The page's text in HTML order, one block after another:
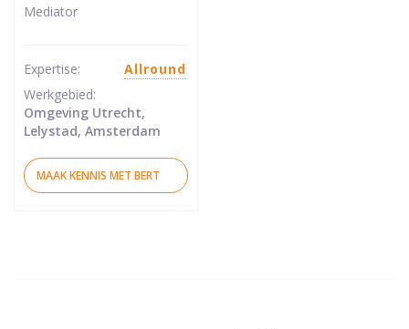
van
Mediator
Expertise:
Allround
Werkgebied:
Omgeving Utrecht,
Lelystad, Amsterdam
MAAK KENNIS MET BERT